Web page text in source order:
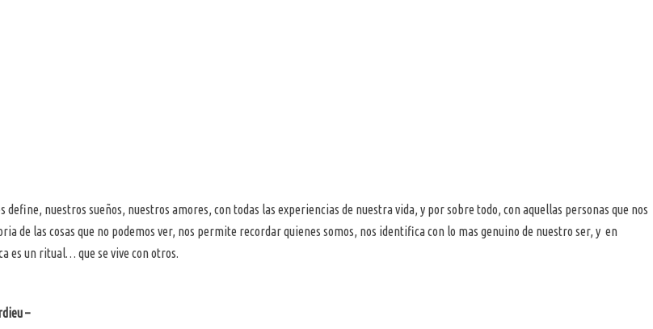
nuestros sueños, nuestros amores, con todas las experiencias de nuestra vida, y por sobre todo, con aquellas personas que nos
de las cosas que no podemos ver, nos permite recordar quienes somos, nos identifica con lo mas genuino de nuestro ser, y en
es un ritual… que se vive con otros.
–